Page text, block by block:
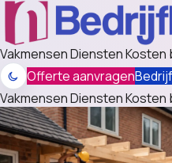
VakmensenDienstenKosten
Offerte aanvragen
VakmensenDienstenKosten